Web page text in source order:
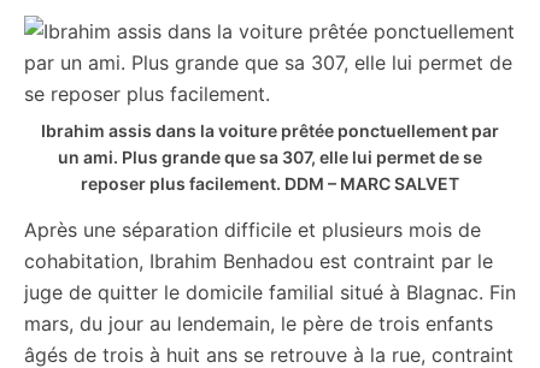
Ibrahim assis dans la voiture prêtée ponctuellement par
un ami. Plus grande que sa 307, elle lui permet de se
reposer plus facilement. DDM – MARC SALVET
Après une séparation difficile et plusieurs mois de
cohabitation, Ibrahim Benhadou est contraint par le
juge de quitter le domicile familial situé à Blagnac. Fin
mars, du jour au lendemain, le père de trois enfants
âgés de trois à huit ans se retrouve à la rue, contraint